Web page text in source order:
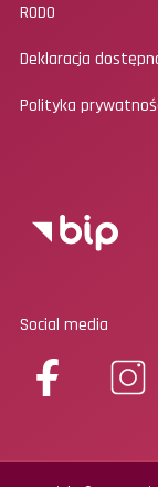
RODO
Deklaracja
Polityka
Social media